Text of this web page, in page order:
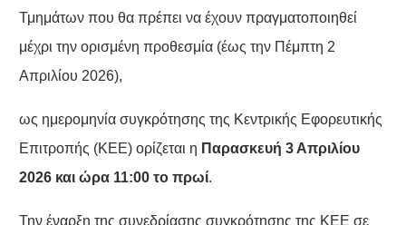
Τμημάτων που θα πρέπει να έχουν πραγματοποιηθεί
μέχρι την ορισμένη προθεσμία (έως την Πέμπτη 2
Απριλίου 2026),
ως ημερομηνία συγκρότησης της Κεντρικής Εφορευτικής
Επιτροπής (ΚΕΕ) ορίζεται η Παρασκευή 3 Απριλίου
2026 και ώρα 11:00 το πρωί.
Την έναρξη της συνεδρίασης συγκρότησης της ΚΕΕ σε